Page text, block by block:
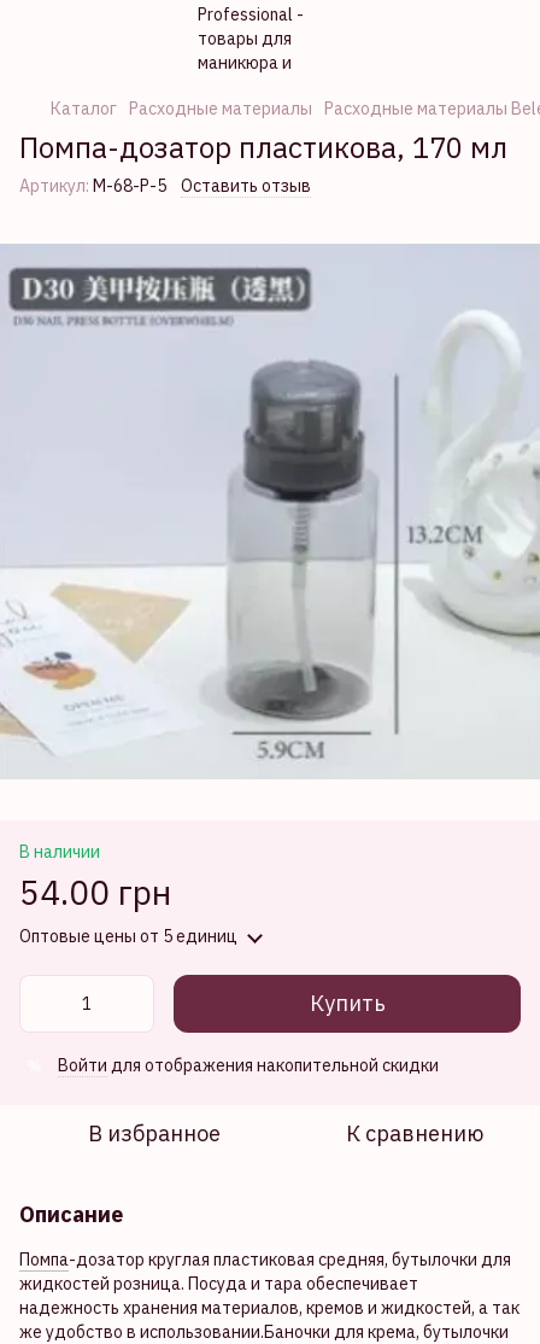
Каталог Расходные материалы Расходные материалы
Помпа-дозатор пластикова, 170 мл
Артикул: М-68-Р-5 Оставить отзыв
В наличии
54.00 грн
Оптовые цены от 5 единиц
Купить
Войти для отображения накопительной скидки
В избранное К сравнению
Описание
Помпа-дозатор круглая пластиковая средняя, бутылочки для
жидкостей розница. Посуда и тара обеспечивает
надежность хранения материалов, кремов и жидкостей, а так
же удобство в использовании.Баночки для крема, бутылочки